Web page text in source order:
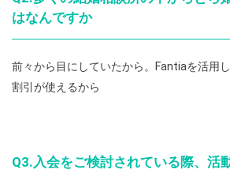
はなんですか
前々から目にしていたから。Fantiaを活用
割引が使えるから
Q3.入会をご検討されている際、活